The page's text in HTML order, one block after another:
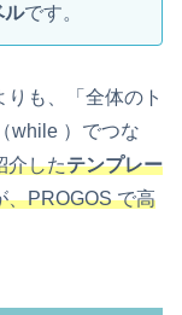
ルです。
も、「全体のト
while ）でつな
介したテンプレー
、PROGOS で高